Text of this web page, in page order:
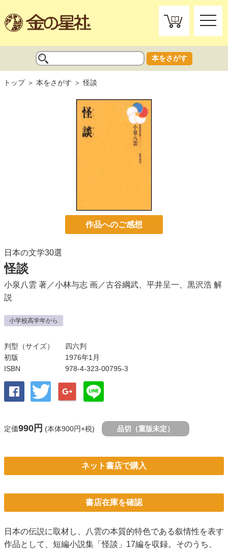
toggle
本をさがす
トップ 本をさがす 怪談
作品へのご感想
日本の文学30選
怪談
小泉八雲 著／小林与志 画／古谷綱武 平井呈一 黒沢浩 解
説
小学校高学年から
判型（サイズ）
四六判
初版
1976年1月
ISBN
978-4-323-00795-3
定価990円 (本体900円+税) 品切（重版未定）
ネット書店で購入
書店在庫を確認
日本の伝説に取材し、八雲の本質的特色である叙情性を表す
作品として、短編小説集「怪談」17編を収録。そのうち、